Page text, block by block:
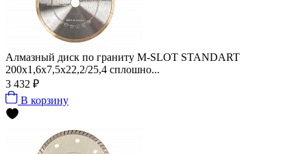
Алмазный диск по граниту M-SLOT STANDART
200x1,6x7,5x22,2/25,4 сплошно...
3 432 ₽
В корзину